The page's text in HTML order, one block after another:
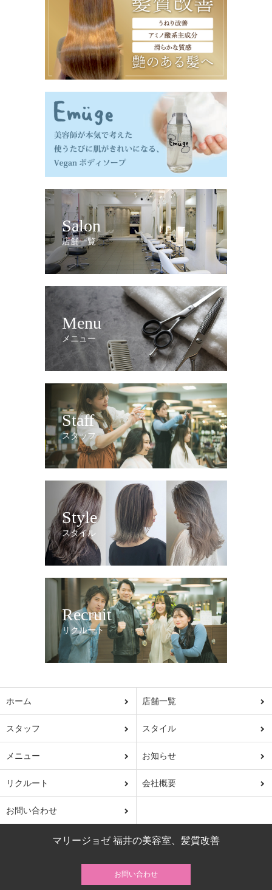
Salon
店舗一覧
Menu
メニュー
Staff
スタッフ
Style
スタイル
Recruit
リクルート
ホーム 店舗一覧
スタッフ スタイル
メニュー お知らせ
リクルート 会社概要
お問い合わせ
マリージョゼ 福井の美容室、髪質改善
お問い合わせ